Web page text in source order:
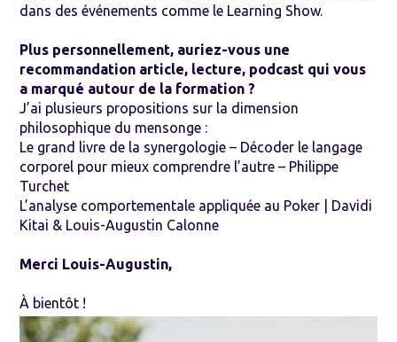
dans des événements comme le Learning Show.
Plus personnellement, auriez-vous une
recommandation article, lecture, podcast qui vous
a marqué autour de la formation ?
J’ai plusieurs propositions sur la dimension
philosophique du mensonge :
Le grand livre de la synergologie – Décoder le langage
corporel pour mieux comprendre l’autre – Philippe
Turchet
L’analyse comportementale appliquée au Poker | Davidi
Kitai & Louis-Augustin Calonne
Merci Louis-Augustin,
À bientôt !